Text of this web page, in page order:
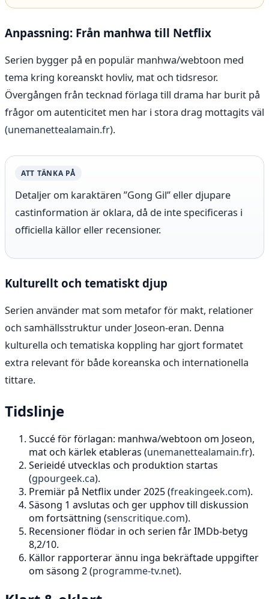
Anpassning: Från manhwa till Netflix
Serien bygger på en populär manhwa/webtoon med
tema kring koreanskt hovliv, mat och tidsresor.
Övergången från tecknad förlaga till drama har burit på
frågor om autenticitet men har i stora drag mottagits väl
(unemanettealamain.fr).
ATT TÄNKA PÅ
Detaljer om karaktären ”Gong Gil” eller djupare
castinformation är oklara, då de inte specificeras i
officiella källor eller recensioner.
Kulturellt och tematiskt djup
Serien använder mat som metafor för makt, relationer
och samhällsstruktur under Joseon-eran. Denna
kulturella och tematiska koppling har gjort formatet
extra relevant för både koreanska och internationella
tittare.
Tidslinje
Succé för förlagan: manhwa/webtoon om Joseon,
mat och kärlek etableras (unemanettealamain.fr).
Serieidé utvecklas och produktion startas
(gpourgeek.ca).
Premiär på Netflix under 2025 (freakingeek.com).
Säsong 1 avslutas och ger upphov till diskussion
om fortsättning (senscritique.com).
Recensioner flödar in och serien får IMDb-betyg
8,2/10.
Källor rapporterar ännu inga bekräftade uppgifter
om säsong 2 (programme-tv.net).